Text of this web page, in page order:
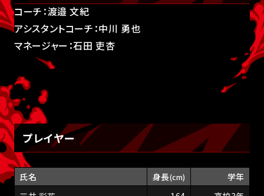
コーチ：渡邉 文紀
アシスタントコーチ：中川 勇也
マネージャー：石田 吏杏
プレイヤー
氏名 身長(cm)
学年